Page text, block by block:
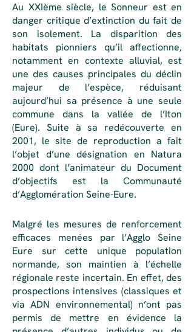
Au XXIème siècle, le Sonneur est en
danger critique d’extinction du fait de
son isolement. La disparition des
habitats pionniers qu’il affectionne,
notamment en contexte alluvial, est
une des causes principales du déclin
majeur de l’espèce, réduisant
aujourd’hui sa présence à une seule
commune dans la vallée de l’Iton
(Eure). Suite à sa redécouverte en
2001, le site de reproduction a fait
l’objet d’une désignation en Natura
2000 dont l’animateur du Document
d’objectifs est la Communauté
d’Agglomération Seine-Eure.
Malgré les mesures de renforcement
efficaces menées par l’Agglo Seine
Eure sur cette unique population
normande, son maintien à l’échelle
régionale reste incertain. En effet, des
prospections intensives (classiques et
via ADN environnemental) n’ont pas
permis de mettre en évidence la